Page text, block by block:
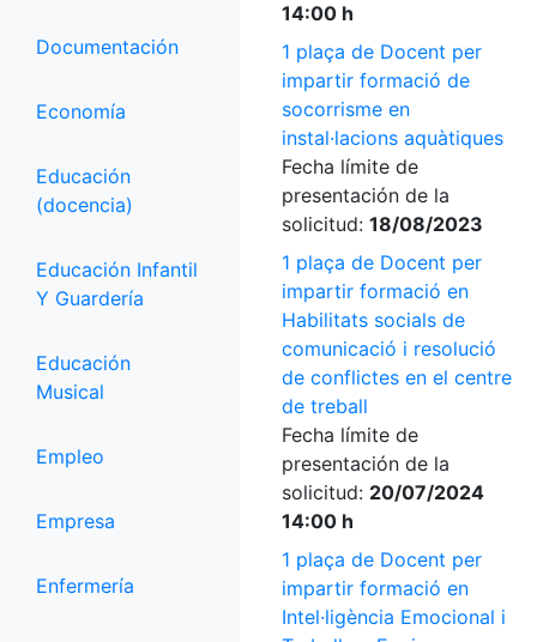
Documentación
Economía
Educación
(docencia)
Educación Infantil
Y Guardería
Educación
Musical
Empleo
Empresa
Enfermería
14:00 h
1 plaça de Docent per
impartir formació de
socorrisme en
instal·lacions aquàtiques
Fecha límite de
presentación de la
solicitud: 18/08/2023
1 plaça de Docent per
impartir formació en
Habilitats socials de
comunicació i resolució
de conflictes en el centre
de treball
Fecha límite de
presentación de la
solicitud: 20/07/2024
14:00 h
1 plaça de Docent per
impartir formació en
Intel·ligència Emocional i